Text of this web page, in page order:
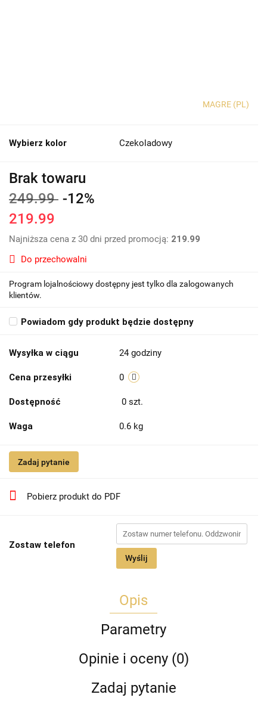
MAGRE (PL)
Wybierz kolor Czekoladowy
Brak towaru
249.99 -12%
219.99
Najniższa cena z 30 dni przed promocją: 219.99
Do przechowalni
Program lojalnościowy dostępny jest tylko dla zalogowanych
klientów.
Powiadom gdy produkt będzie dostępny
Wysyłka w ciągu 24 godziny
Cena przesyłki 0
Dostępność 0 szt.
Waga 0.6 kg
Zadaj pytanie
Pobierz produkt do PDF
Zostaw telefon
Wyślij
Opis
Parametry
Opinie i oceny (0)
Zadaj pytanie